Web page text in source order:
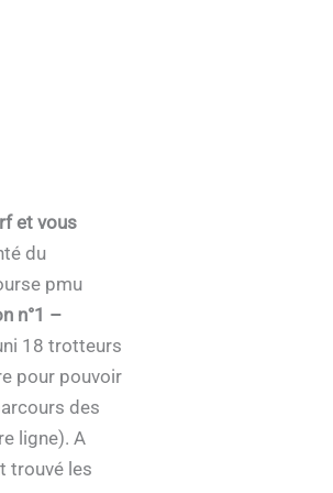
et vous
du
pmu
n°1 –
18 trotteurs
pour pouvoir
des
ligne). A
trouvé les